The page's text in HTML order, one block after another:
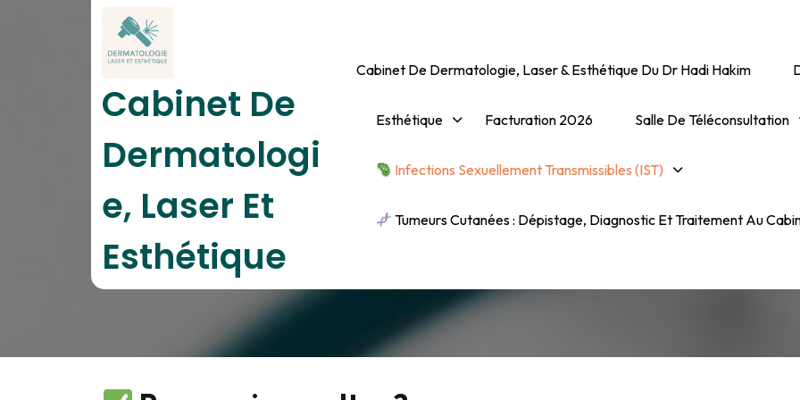
Cabinet De
Dermatologi
E, Laser Et
Esthétique
Cabinet De Dermatologie, Laser & Esthétique Du Dr Hadi Hakim
Esthétique Facturation 2026 Salle De Téléconsultation
Infections Sexuellement Transmissibles (IST)
Tumeurs Cutanées : Dépistage, Diagnostic Et Traitement Au
Infections Sexuellement
Transmissibles (IST)